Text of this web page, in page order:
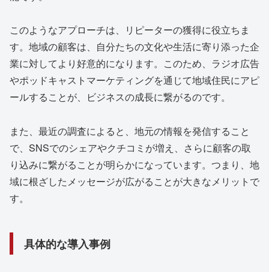
このようなアプローチは、リピーターの獲得に役立ちま
す。地域の顧客は、自分たちの文化や生活に寄り添った企
業に対してより好意的になります。このため、ラジオ広告
やポッドキャストマーケティングを通じて地域住民にアピ
ールすることが、ビジネスの成長に繋がるのです。
また、最近の調査によると、地元の情報を発信すること
で、SNSでのシェアやクチコミが増え、さらに顧客の取
り込みに繋がることが明らかになっています。つまり、地
域に根ざしたメッセージが広がることが大きなメリットで
す。
具体的な導入事例